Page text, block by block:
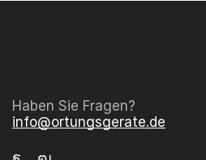
Haben Sie Fragen?
info@ortungsgerate.de